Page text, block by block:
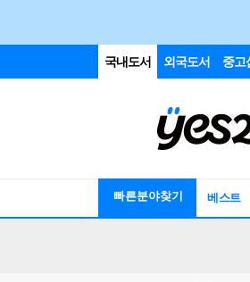
국내도서 외국도서 중고
빠른분야찾기 베스트